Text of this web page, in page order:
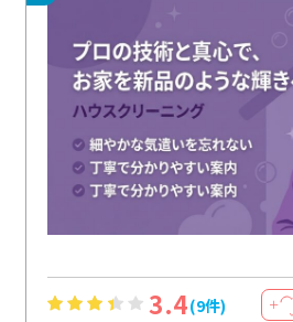
3.4(9件) ＋